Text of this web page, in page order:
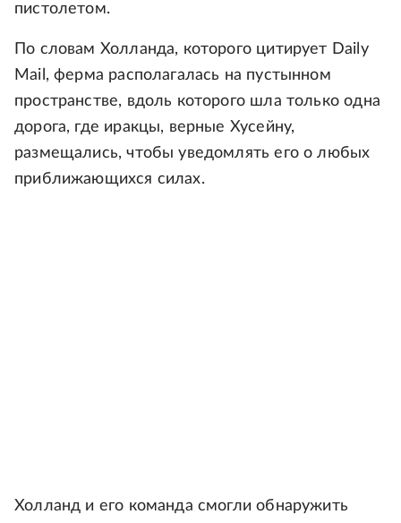
пистолетом.
По словам Холланда, которого цитирует Daily
Mail, ферма располагалась на пустынном
пространстве, вдоль которого шла только одна
дорога, где иракцы, верные Хусейну,
размещались, чтобы уведомлять его о любых
приближающихся силах.
Холланд и его команда смогли обнаружить